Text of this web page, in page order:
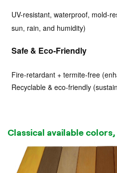
UV-resistant, waterproof, mold-
sun, rain, and humidity)
Safe & Eco-Friendly
Fire-retardant + termite-free
Recyclable & eco-friendly
Classical available